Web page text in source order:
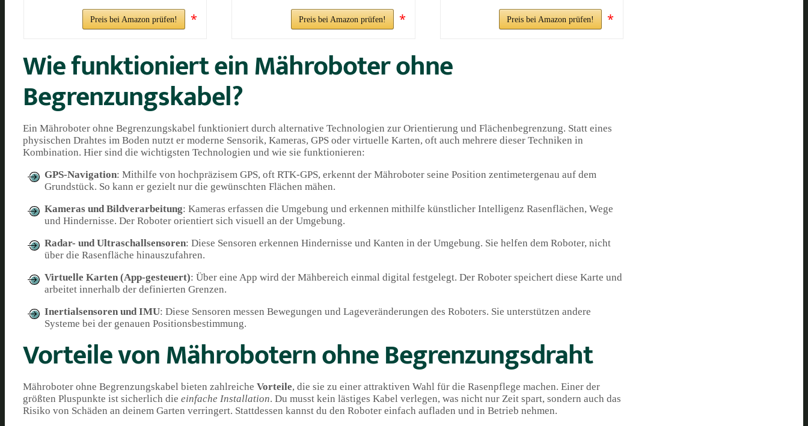
Preis bei Amazon prüfen! * Preis bei Amazon prüfen! * Preis bei Amazon prüfen! *
Wie funktioniert ein Mähroboter ohne
Begrenzungskabel?
Ein Mähroboter ohne Begrenzungskabel funktioniert durch alternative Technologien zur Orientierung und Flächenbegrenzung. Statt eines
physischen Drahtes im Boden nutzt er moderne Sensorik, Kameras, GPS oder virtuelle Karten, oft auch mehrere dieser Techniken in
Kombination. Hier sind die wichtigsten Technologien und wie sie funktionieren:
GPS-Navigation: Mithilfe von hochpräzisem GPS, oft RTK-GPS, erkennt der Mähroboter seine Position zentimetergenau auf dem
Grundstück. So kann er gezielt nur die gewünschten Flächen mähen.
Kameras und Bildverarbeitung: Kameras erfassen die Umgebung und erkennen mithilfe künstlicher Intelligenz Rasenflächen, Wege
und Hindernisse. Der Roboter orientiert sich visuell an der Umgebung.
Radar- und Ultraschallsensoren: Diese Sensoren erkennen Hindernisse und Kanten in der Umgebung. Sie helfen dem Roboter, nicht
über die Rasenfläche hinauszufahren.
Virtuelle Karten (App-gesteuert): Über eine App wird der Mähbereich einmal digital festgelegt. Der Roboter speichert diese Karte und
arbeitet innerhalb der definierten Grenzen.
Inertialsensoren und IMU: Diese Sensoren messen Bewegungen und Lageveränderungen des Roboters. Sie unterstützen andere
Systeme bei der genauen Positionsbestimmung.
Vorteile von Mährobotern ohne Begrenzungsdraht
Mähroboter ohne Begrenzungskabel bieten zahlreiche Vorteile, die sie zu einer attraktiven Wahl für die Rasenpflege machen. Einer der
größten Pluspunkte ist sicherlich die einfache Installation. Du musst kein lästiges Kabel verlegen, was nicht nur Zeit spart, sondern auch das
Risiko von Schäden an deinem Garten verringert. Stattdessen kannst du den Roboter einfach aufladen und in Betrieb nehmen.